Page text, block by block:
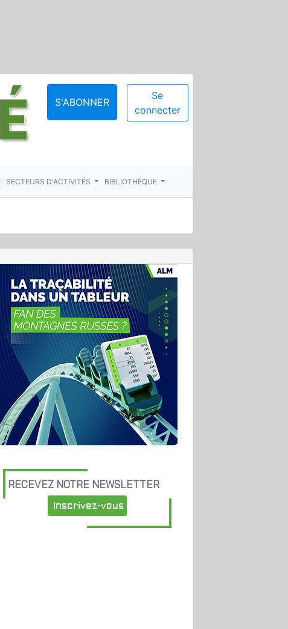
S'ABONNER
Se
connecter
SECTEURS D'ACTIVITÉS BIBLIOTHÈQUE
RECEVEZ NOTRE NEWSLETTER
Inscrivez-vous